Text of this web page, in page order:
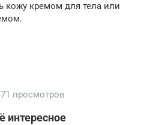
кожу кремом для тела или
просмотров
интересное